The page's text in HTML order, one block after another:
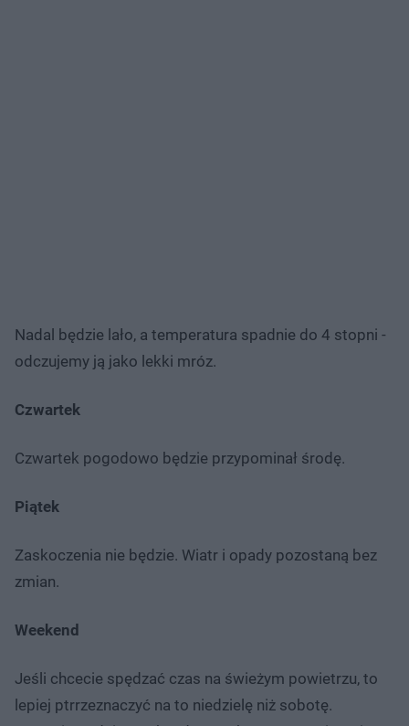
Nadal będzie lało, a temperatura spadnie do 4 stopni -
odczujemy ją jako lekki mróz.
Czwartek
Czwartek pogodowo będzie przypominał środę.
Piątek
Zaskoczenia nie będzie. Wiatr i opady pozostaną bez
zmian.
Weekend
Jeśli chcecie spędzać czas na świeżym powietrzu, to
lepiej ptrrzeznaczyć na to niedzielę niż sobotę.